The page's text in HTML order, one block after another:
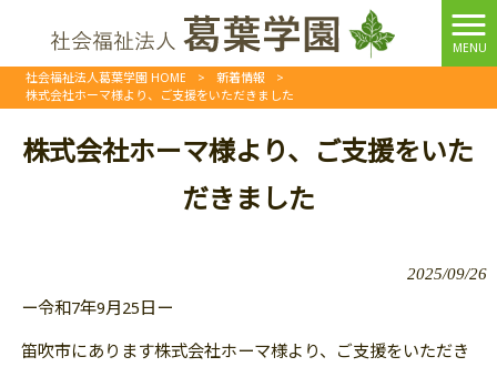
MENU
社会福祉法人葛葉学園 HOME > 新着情報
>
株式会社ホーマ様より、ご支援をいただきました
株式会社ホーマ様より、ご支援をいた
だきました
2025/09/26
ー令和7年9月25日ー
笛吹市にあります株式会社ホーマ様より、ご支援をいただき